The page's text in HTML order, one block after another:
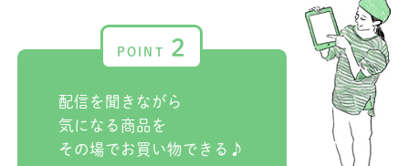
2
配信を聞きながら
気になる商品を
その場でお買い物できる♪